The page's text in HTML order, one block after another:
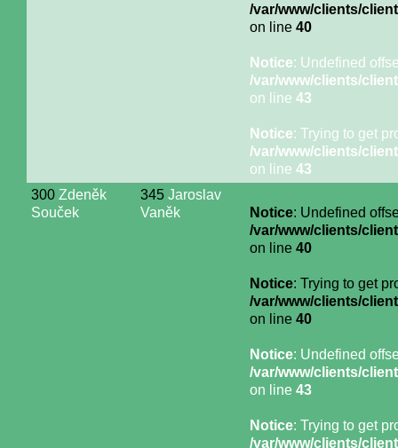
/var/www/clients/
on line 40
Notice: Undefined
/var/www/clients/
on line 43
Notice: Trying to get
/var/www/clients/
on line 43
300 Zdeněk
Souček
345 Jaroslav
Vaněk
Notice: Undefined
/var/www/clients/
on line 40
Notice: Trying to get
/var/www/clients/
on line 40
Notice: Undefined
/var/www/clients/
on line 43
Notice: Trying to get
/var/www/clients/